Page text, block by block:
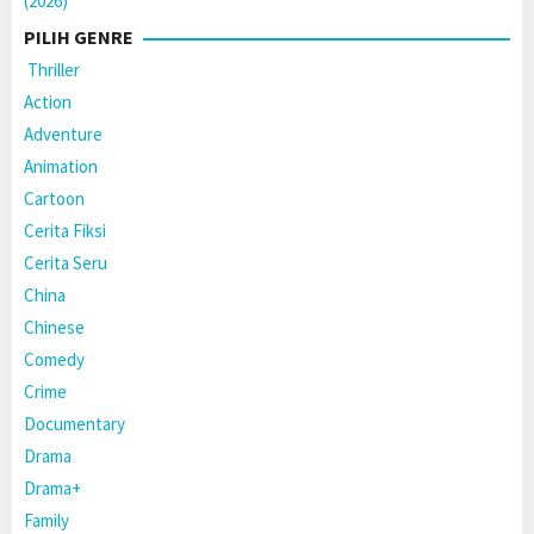
PILIH GENRE
Thriller
Action
Adventure
Animation
Cartoon
Cerita Fiksi
Cerita Seru
China
Chinese
Comedy
Crime
Documentary
Drama
Drama+
Family